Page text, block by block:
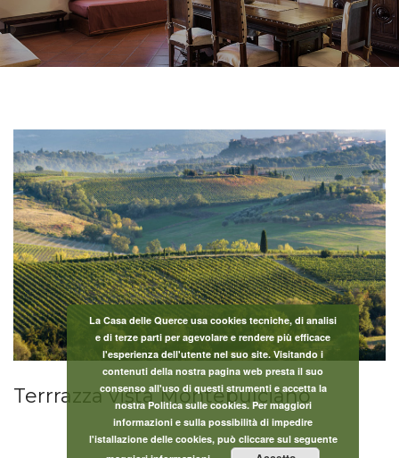
Terrrazza vista Montepulciano
La Casa delle Querce usa cookies tecniche, di analisi
e di terze parti per agevolare e rendere più efficace
l'esperienza dell'utente nel suo site. Visitando i
contenuti della nostra pagina web presta il suo
consenso all'uso di questi strumenti e accetta la
nostra Politica sulle cookies. Per maggiori
informazioni e sulla possibilità di impedire
l'istallazione delle cookies, può cliccare sul seguente